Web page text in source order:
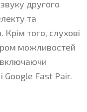
другого
та
того, слухові
можливостей
включаючи
Google Fast Pair.